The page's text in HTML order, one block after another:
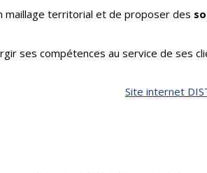
maillage territorial et de proposer des
ses compétences au service de ses
Site internet